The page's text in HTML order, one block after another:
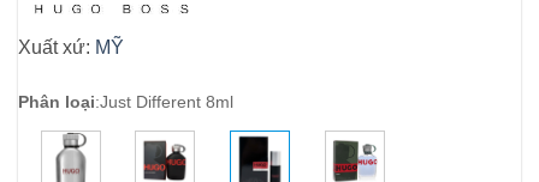
Xuất xứ: MỸ
Phân loại:Just Different 8ml